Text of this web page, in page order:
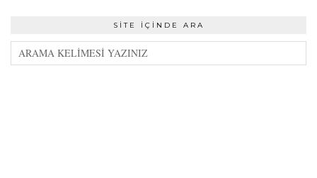
SITE İÇINDE ARA